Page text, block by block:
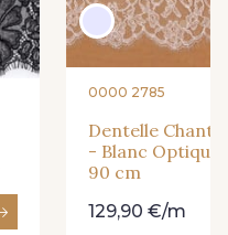
0000 2785
Dentelle
- Blanc
90 cm
129,90 €/m